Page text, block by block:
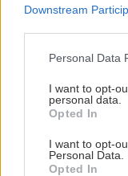
Downstream
Please note that
not limited to your
grant or deny
use your data for
consent section.
Personal Data
I want to opt-
personal data.
Opted In
I want to opt-
Personal Data.
Opted In
Διαβάστε